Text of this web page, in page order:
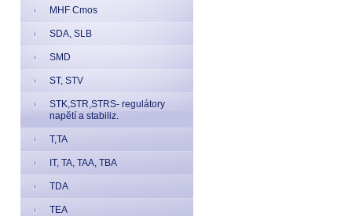
MHF Cmos
SDA, SLB
SMD
ST, STV
STK,STR,STRS- regulátory
napětí a stabiliz.
T,TA
IT, TA, TAA, TBA
TDA
TEA